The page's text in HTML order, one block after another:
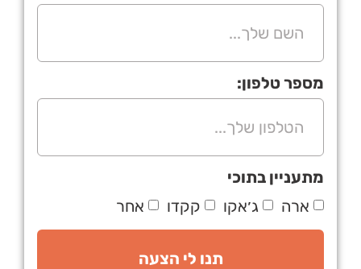
מספר טלפון:
מתעניין בתוכי
ארה
ג׳אקו קקדו אחר
תנו לי הצעה